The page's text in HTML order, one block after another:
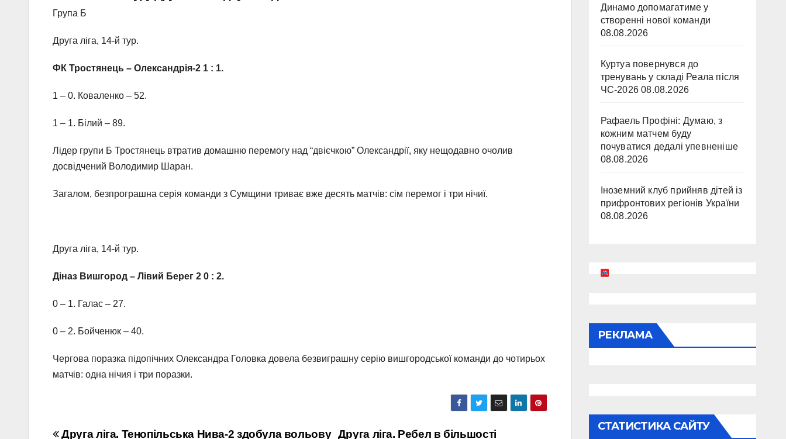
Група Б
Друга ліга, 14-й тур.
ФК Тростянець – Олександрія-2 1 : 1.
1 – 0. Коваленко – 52.
1 – 1. Білий – 89.
Лідер групи Б Тростянець втратив домашню перемогу над “двієчкою” Олександрії, яку нещодавно очолив
досвідчений Володимир Шаран.
Загалом, безпрограшна серія команди з Сумщини триває вже десять матчів: сім перемог і три нічиї.
Друга ліга, 14-й тур.
Діназ Вишгород – Лівий Берег 2 0 : 2.
0 – 1. Галас – 27.
0 – 2. Бойченюк – 40.
Чергова поразка підопічних Олександра Головка довела безвиграшну серію вишгородської команди до чотирьох
матчів: одна нічия і три поразки.
Друга ліга. Ребел в більшості
Друга ліга. Тенопільська Нива-2 здобула вольову
Динамо допомагатиме у
створенні нової команди
08.08.2026
Куртуа повернувся до
тренувань у складі Реала після
ЧС-2026 08.08.2026
Рафаель Профіні: Думаю, з
кожним матчем буду
почуватися дедалі упевненіше
08.08.2026
Іноземний клуб прийняв дітей із
прифронтових регіонів України
08.08.2026
РЕКЛАМА
СТАТИСТИКА САЙТУ